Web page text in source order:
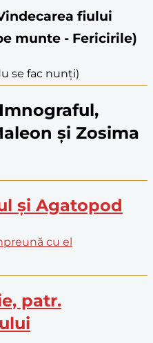
fiului
munte - Fericirile)
se fac nunți)
și Zosima
și Agatopod
cu el
patr.